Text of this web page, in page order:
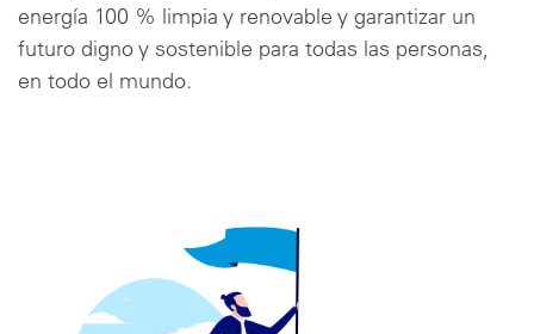
energía 100 % limpia y renovable y garantizar un
futuro digno y sostenible para todas las personas,
en todo el mundo.